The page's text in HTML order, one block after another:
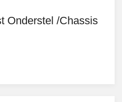
Onderstel /Chassis